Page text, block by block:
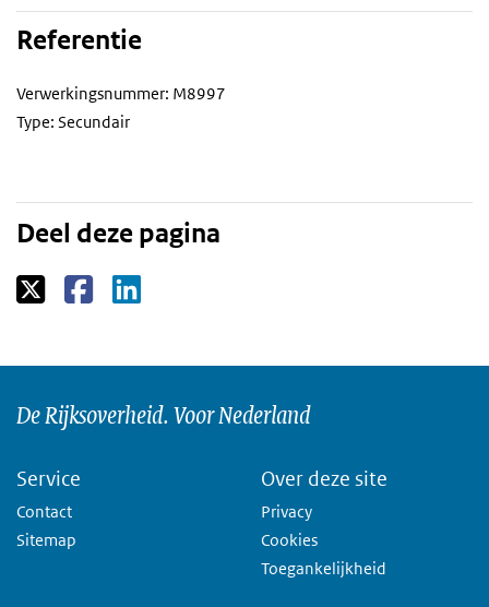
Referentie
Verwerkingsnummer: M8997
Type: Secundair
Deel deze pagina
De Rijksoverheid. Voor Nederland
Service
Contact
Sitemap
Over deze site
Privacy
Cookies
Toegankelijkheid